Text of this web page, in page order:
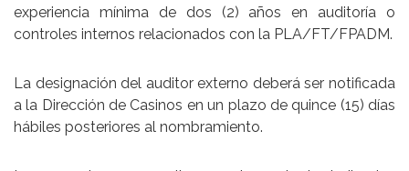
experiencia mínima de dos (2) años en auditoría o
controles internos relacionados con la PLA/FT/FPADM.
La designación del auditor externo deberá ser notificada
a la Dirección de Casinos en un plazo de quince (15) días
hábiles posteriores al nombramiento.